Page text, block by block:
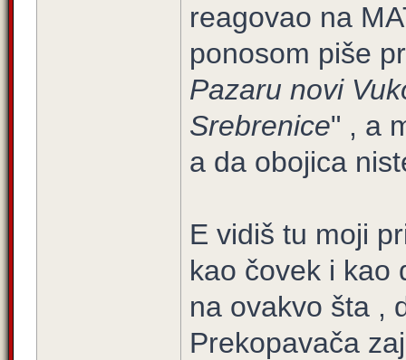
reagovao na
ponosom piše
Pazaru novi
Srebrenice" , a
a da obojica
E vidiš tu moji
kao čovek i kao
na ovakvo šta ,
Prekopavača